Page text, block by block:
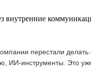
внутренние
перестали делать
ИИ-инструменты. Это